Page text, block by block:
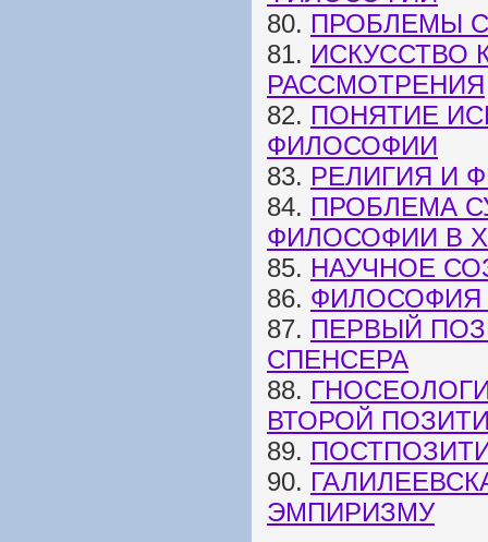
80. ПРОБЛЕМЫ
81. ИСКУССТВО
РАССМОТРЕНИЯ
82. ПОНЯТИЕ
ФИЛОСОФИИ
83. РЕЛИГИЯ И
84. ПРОБЛЕМА
ФИЛОСОФИИ В
85. НАУЧНОЕ
86. ФИЛОСОФИЯ
87. ПЕРВЫЙ
СПЕНСЕРА
88.
ВТОРОЙ
89.
90.
ЭМПИРИЗМУ